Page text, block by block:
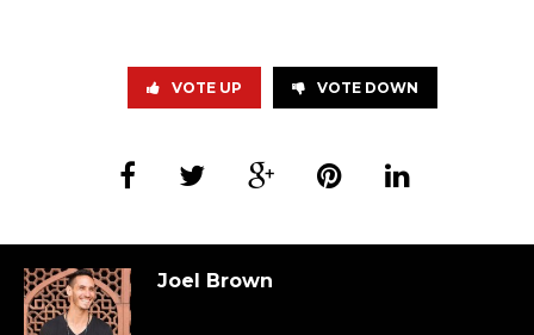
VOTE UP VOTE DOWN
Joel Brown